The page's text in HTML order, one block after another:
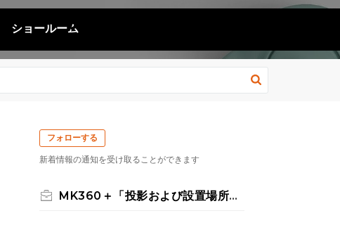
ショールーム
フォローする
新着情報の通知を受け取ることができます
MK360＋「投影および設置場所」について